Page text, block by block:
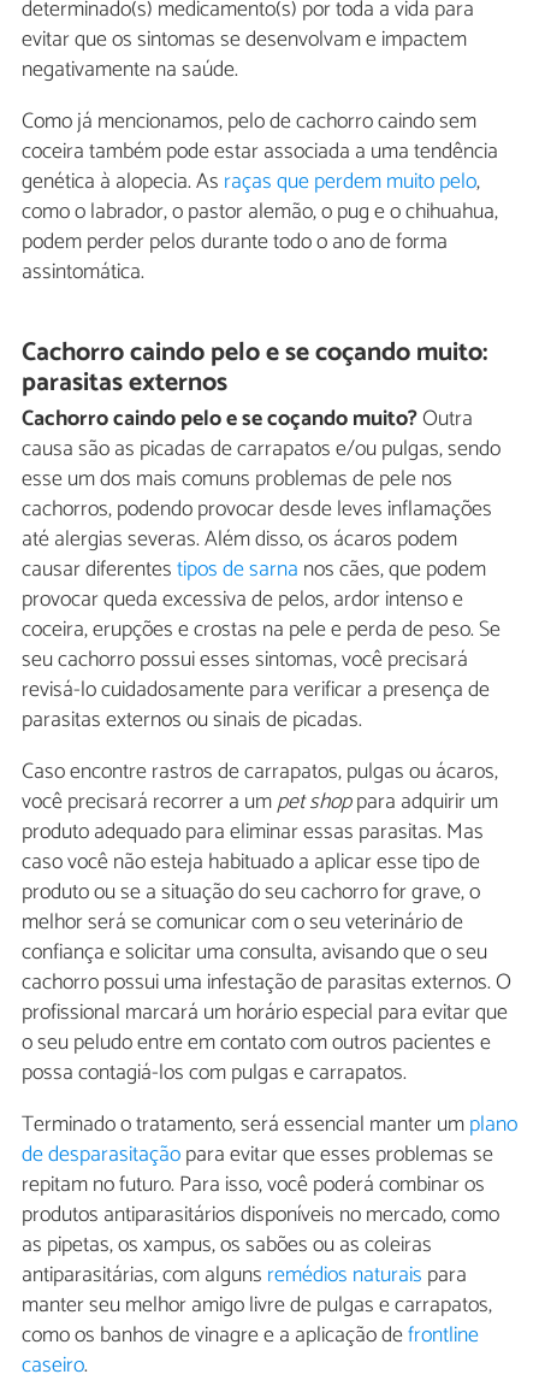
determinado(s) medicamento(s) por toda a vida para
evitar que os sintomas se desenvolvam e impactem
negativamente na saúde.
Como já mencionamos, pelo de cachorro caindo sem
coceira também pode estar associada a uma tendência
genética à alopecia. As raças que perdem muito pelo,
como o labrador, o pastor alemão, o pug e o chihuahua,
podem perder pelos durante todo o ano de forma
assintomática.
Cachorro caindo pelo e se coçando muito:
parasitas externos
Cachorro caindo pelo e se coçando muito?Outra
causa são as picadas de carrapatos e/ou pulgas, sendo
esse um dos mais comuns problemas de pele nos
cachorros, podendo provocar desde leves inflamações
até alergias severas. Além disso, os ácaros podem
causar diferentestipos de sarna nos cães, que podem
provocar queda excessiva de pelos, ardor intenso e
coceira, erupções e crostas na pele e perda de peso. Se
seu cachorro possui esses sintomas, você precisará
revisá-lo cuidadosamente para verificar a presença de
parasitas externos ou sinais de picadas.
Caso encontre rastros de carrapatos, pulgas ou ácaros,
você precisará recorrer a umpet shoppara adquirir um
produto adequado para eliminar essas parasitas. Mas
caso você não esteja habituado a aplicar esse tipo de
produto ou se a situação do seu cachorro for grave, o
melhor será se comunicar com o seu veterinário de
confiança e solicitar uma consulta, avisando que o seu
cachorro possui uma infestação de parasitas externos. O
profissional marcará um horário especial para evitar que
o seu peludo entre em contato com outros pacientes e
possa contagiá-los com pulgas e carrapatos.
Terminado o tratamento, será essencial manter umplano
de desparasitaçãopara evitar que esses problemas se
repitam no futuro. Para isso, você poderá combinar os
produtos antiparasitários disponíveis no mercado, como
as pipetas, os xampus, os sabões ou as coleiras
antiparasitárias, com alguns remédios naturais para
manter seu melhor amigo livre de pulgas e carrapatos,
como os banhos de vinagre e a aplicação defrontline
caseiro.